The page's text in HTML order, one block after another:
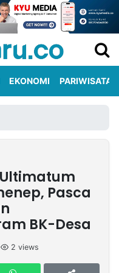
EKONOMI PARIWISATA
Pasca
BK-Desa
2 views